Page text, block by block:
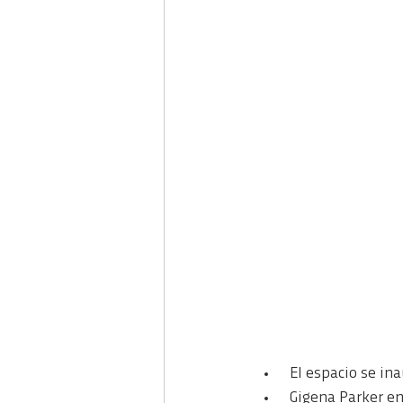
El espacio se
Gigena Parker